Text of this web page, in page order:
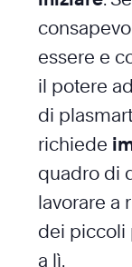
essere e
il potere
di
richiede
quadro di
lavorare a
dei piccoli
a lì.